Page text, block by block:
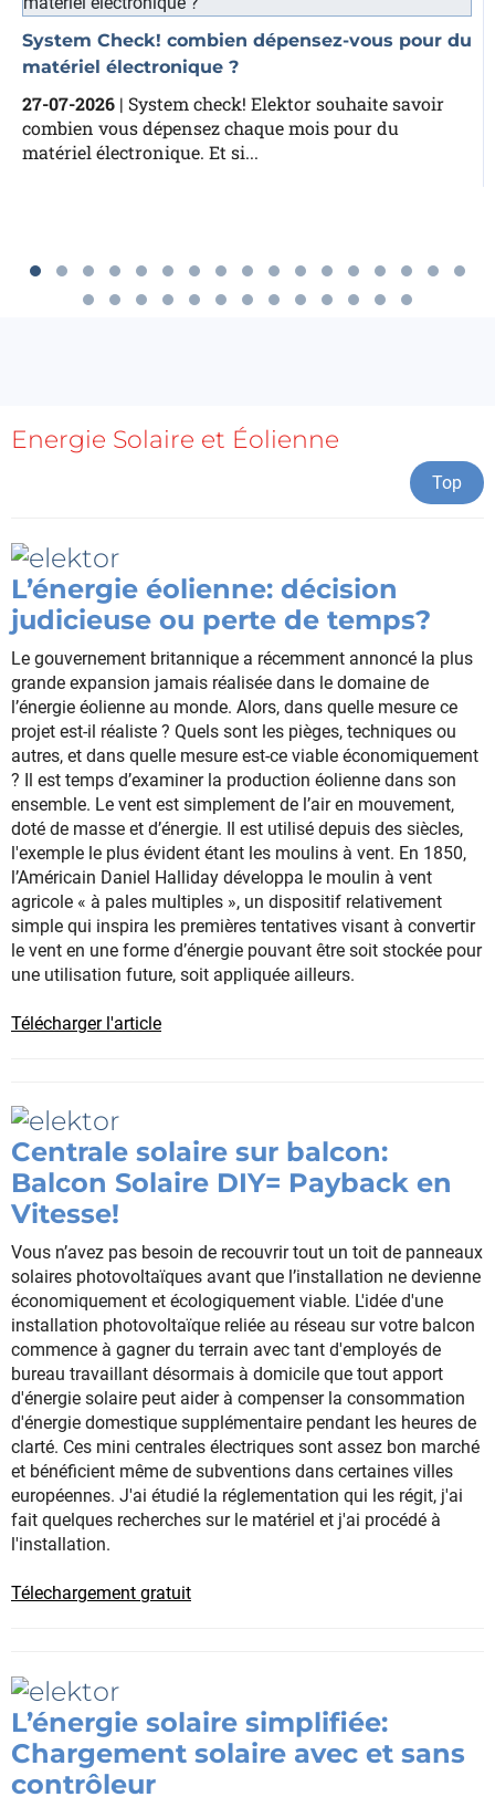
Elektor Lab Talk #49 : Alimentation mobile,
USB-C et batteries
23-07-2026 | L'alimentation mobile paraît simple
jusqu'au moment où chargeur, câble, connecteur,
batterie et appareil ne s'entendent...
Energie Solaire et Éolienne
Top
L’énergie éolienne: décision
judicieuse ou perte de temps?
Le gouvernement britannique a récemment annoncé la plus
grande expansion jamais réalisée dans le domaine de
l’énergie éolienne au monde. Alors, dans quelle mesure ce
projet est-il réaliste ? Quels sont les pièges, techniques ou
autres, et dans quelle mesure est-ce viable économiquement
? Il est temps d’examiner la production éolienne dans son
ensemble. Le vent est simplement de l’air en mouvement,
doté de masse et d’énergie. Il est utilisé depuis des siècles,
l'exemple le plus évident étant les moulins à vent. En 1850,
l’Américain Daniel Halliday développa le moulin à vent
agricole « à pales multiples », un dispositif relativement
simple qui inspira les premières tentatives visant à convertir
le vent en une forme d’énergie pouvant être soit stockée pour
une utilisation future, soit appliquée ailleurs.
Télécharger l'article
Centrale solaire sur balcon:
Balcon Solaire DIY= Payback en
Vitesse!
Vous n’avez pas besoin de recouvrir tout un toit de panneaux
solaires photovoltaïques avant que l’installation ne devienne
économiquement et écologiquement viable. L'idée d'une
installation photovoltaïque reliée au réseau sur votre balcon
commence à gagner du terrain avec tant d'employés de
bureau travaillant désormais à domicile que tout apport
d'énergie solaire peut aider à compenser la consommation
d'énergie domestique supplémentaire pendant les heures de
clarté. Ces mini centrales électriques sont assez bon marché
et bénéficient même de subventions dans certaines villes
européennes. J'ai étudié la réglementation qui les régit, j'ai
fait quelques recherches sur le matériel et j'ai procédé à
l'installation.
Télechargement gratuit
L’énergie solaire simplifiée:
Chargement solaire avec et sans
contrôleur